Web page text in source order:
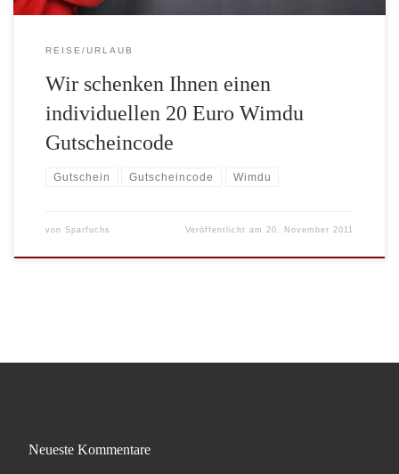
REISE/URLAUB
Wir schenken Ihnen einen
individuellen 20 Euro Wimdu
Gutscheincode
Gutschein Gutscheincode Wimdu
von Sparfuchs Veröffentlicht am 20. November 2011
Neueste Kommentare